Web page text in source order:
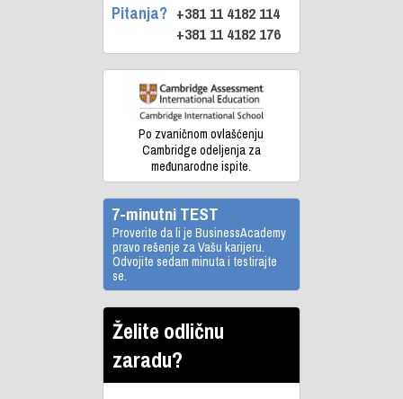
Pitanja? +381 11 4182 114
+381 11 4182 176
Po zvaničnom ovlašćenju
Cambridge odeljenja za
međunarodne ispite.
7-minutni TEST
Proverite da li je BusinessAcademy
pravo rešenje za Vašu karijeru.
Odvojite sedam minuta i testirajte
se.
Želite odličnu
zaradu?